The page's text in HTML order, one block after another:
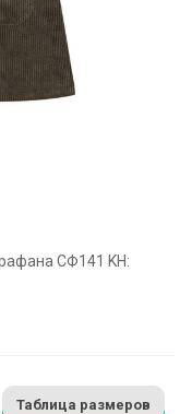
СФ141 KH:
Таблица размеров